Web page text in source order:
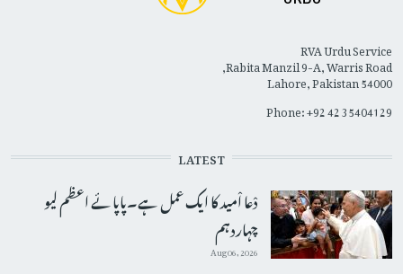
RVA Urdu Service
Rabita Manzil 9-A, Warris Road,
Lahore, Pakistan 54000
Phone: +92 42 35404129
LATEST
دْعا اْمید کا ایک عمل ہے۔پاپائے اعظم لیو
چہاردہم
Aug 06, 2026